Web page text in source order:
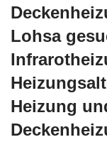
Lohsa
Heizung